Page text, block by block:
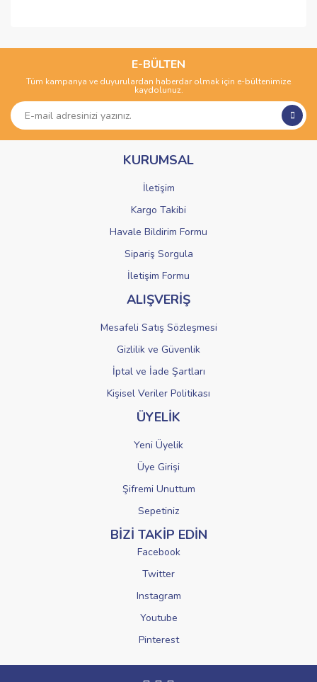
Yorum Yaz
kullanarak tarafımıza iletebilirsiniz.
Görüş ve önerileriniz için teşekkür ederiz.
Ürün açıklamasında eksik bilgiler bulunuyor.
Ürün bilgilerinde hatalar bulunuyor.
Ürün fiyatı diğer sitelerden daha pahalı.
Gönder
E-BÜLTEN
Tüm kampanya ve duyurulardan haberdar olmak için e-bültenimize
kaydolunuz.
KURUMSAL
İletişim
Kargo Takibi
Havale Bildirim Formu
Sipariş Sorgula
İletişim Formu
ALIŞVERİŞ
Mesafeli Satış Sözleşmesi
Gizlilik ve Güvenlik
İptal ve İade Şartları
Kişisel Veriler Politikası
ÜYELİK
Yeni Üyelik
Üye Girişi
Şifremi Unuttum
Sepetiniz
BİZİ TAKİP EDİN
Facebook
Twitter
Instagram
Youtube
Pinterest